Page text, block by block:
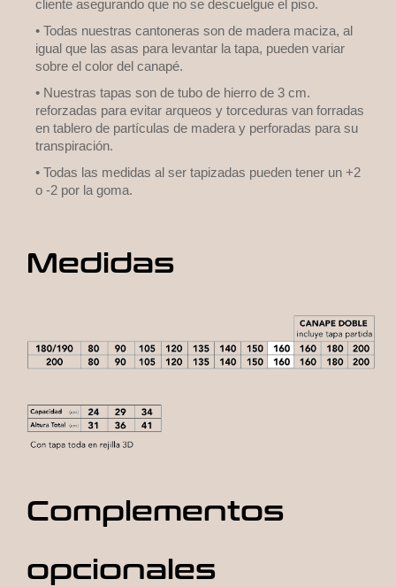
cliente asegurando que no se descuelgue el piso.
• Todas nuestras cantoneras son de madera maciza, al
igual que las asas para levantar la tapa, pueden variar
sobre el color del canapé.
• Nuestras tapas son de tubo de hierro de 3 cm.
reforzadas para evitar arqueos y torceduras van forradas
en tablero de partículas de madera y perforadas para su
transpiración.
• Todas las medidas al ser tapizadas pueden tener un +2
o -2 por la goma.
Medidas
Complementos
opcionales